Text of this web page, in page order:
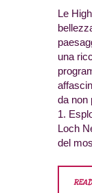
Le
una
da non
1.
Loch
del